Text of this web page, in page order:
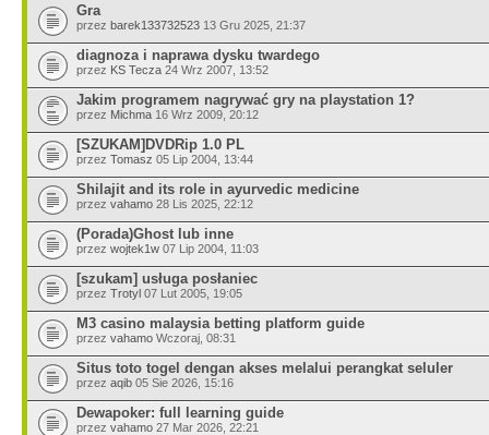
Gra
przez barek133732523 13 Gru 2025, 21:37
diagnoza i naprawa dysku twardego
przez KS Tecza 24 Wrz 2007, 13:52
Jakim programem nagrywać gry na playstation 1?
przez Michma 16 Wrz 2009, 20:12
[SZUKAM]DVDRip 1.0 PL
przez Tomasz 05 Lip 2004, 13:44
Shilajit and its role in ayurvedic medicine
przez vahamo 28 Lis 2025, 22:12
(Porada)Ghost lub inne
przez wojtek1w 07 Lip 2004, 11:03
[szukam] usługa posłaniec
przez Trotyl 07 Lut 2005, 19:05
M3 casino malaysia betting platform guide
przez vahamo Wczoraj, 08:31
Situs toto togel dengan akses melalui perangkat seluler
przez aqib 05 Sie 2026, 15:16
Dewapoker: full learning guide
przez vahamo 27 Mar 2026, 22:21